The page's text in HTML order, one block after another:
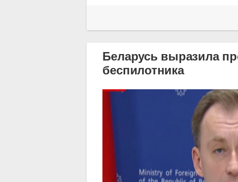
Беларусь выразила
беспилотника